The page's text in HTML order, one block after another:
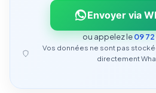
Envoyer via
ou appelez le09 72
Vos données ne sont pas
directement